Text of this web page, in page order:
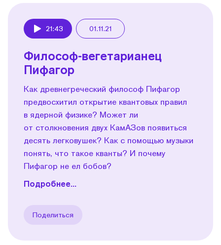
21:43 01.11.21
Философ-вегетарианец
Пифагор
Как древнегреческий философ Пифагор
предвосхитил открытие квантовых правил
в ядерной физике? Может ли
от столкновения двух КамАЗов появиться
десять легковушек? Как с помощью музыки
понять, что такое кванты? И почему
Пифагор не ел бобов?
Подробнее...
Поделиться